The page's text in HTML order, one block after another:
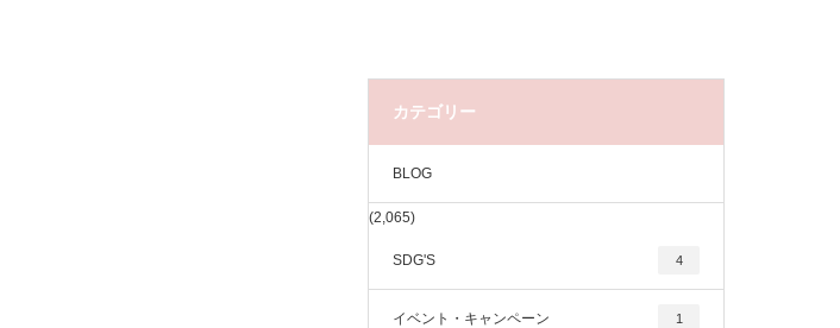
カテゴリー
BLOG
(2,065)
SDG'S 4
イベント・キャンペーン 1